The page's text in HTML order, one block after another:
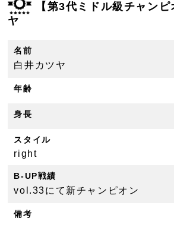
【第3代ミドル級チャン
ヤ
名前
白井カツヤ
年齢
身長
スタイル
right
B-UP戦績
vol.33にて新チャンピオン
備考